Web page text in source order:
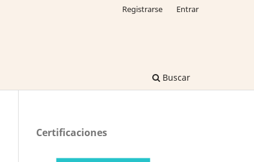
Buscar
Registrarse Entrar
Certificaciones